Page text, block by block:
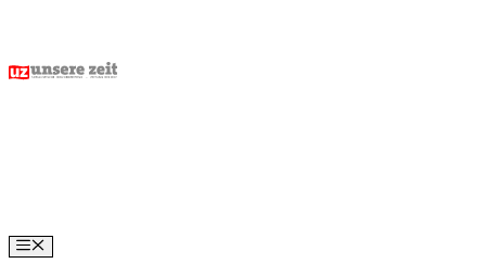
content
Menu